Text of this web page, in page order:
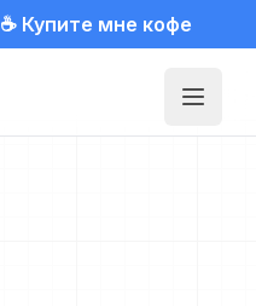
☕ Купите мне кофе